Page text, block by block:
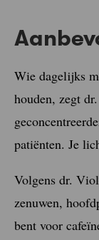
Wie dagelijks
houden, zegt
patiënten. Je
Volgens dr.
zenuwen,
bent voor